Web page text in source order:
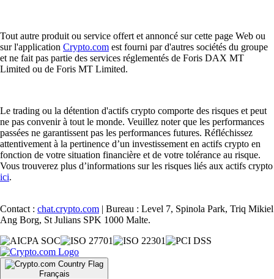
Tout autre produit ou service offert et annoncé sur cette page Web ou
sur l'application Crypto.com est fourni par d'autres sociétés du groupe
et ne fait pas partie des services réglementés de Foris DAX MT
Limited ou de Foris MT Limited.
Le trading ou la détention d'actifs crypto comporte des risques et peut
ne pas convenir à tout le monde. Veuillez noter que les performances
passées ne garantissent pas les performances futures. Réfléchissez
attentivement à la pertinence d’un investissement en actifs crypto en
fonction de votre situation financière et de votre tolérance au risque.
Vous trouverez plus d’informations sur les risques liés aux actifs crypto
ici.
Contact : chat.crypto.com | Bureau : Level 7, Spinola Park, Triq Mikiel
Ang Borg, St Julians SPK 1000 Malte.
Français